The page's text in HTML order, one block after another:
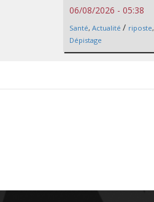
06/08/2026 - 05:38
Santé, Actualité / riposte,
Dépistage